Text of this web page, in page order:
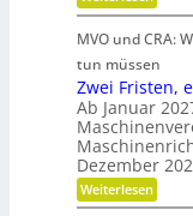
s
t
t
o
f
f
b
r
a
n
k
Ö
l
a
u
s
g
e
t
e
b
e
l
o
s
i
h
e
r
R
o
u
t
e
M
n
i
t
u
r
-
S
e
n
MVO und CRA:
tun müssen
Zwei Fristen,
Ab Januar
Dezember
Weiterlesen:
Z